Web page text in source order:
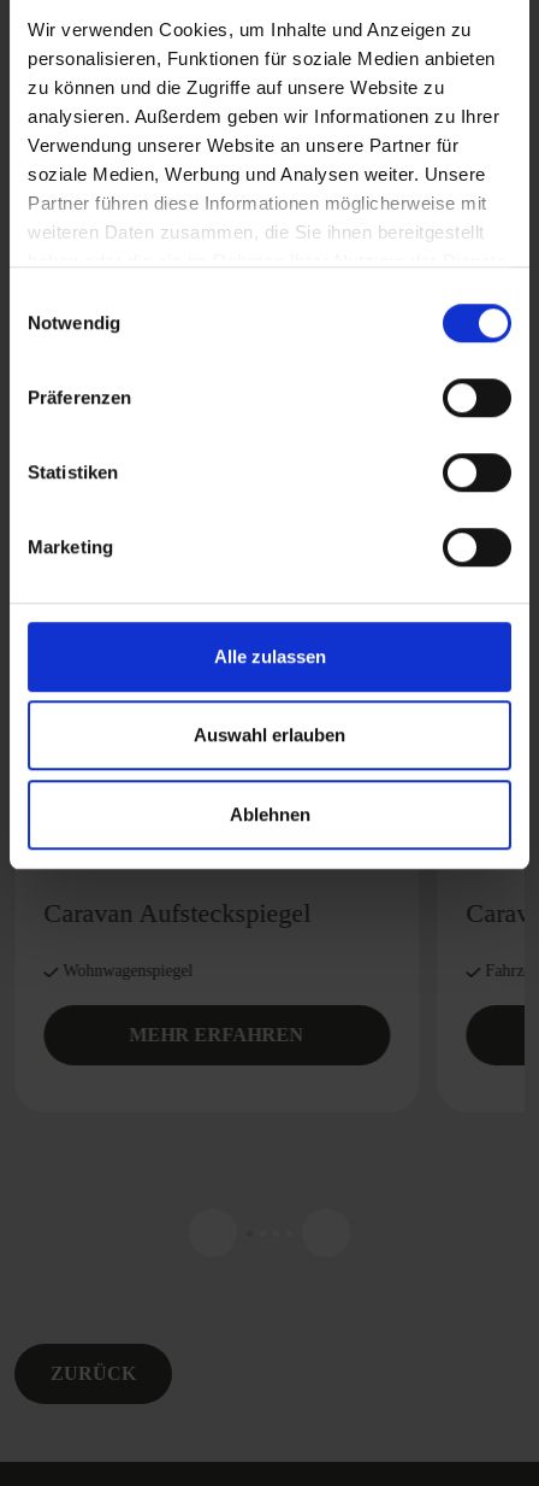
Wir verwenden Cookies, um Inhalte und Anzeigen zu
personalisieren, Funktionen für soziale Medien anbieten
zu können und die Zugriffe auf unsere Website zu
analysieren. Außerdem geben wir Informationen zu Ihrer
Verwendung unserer Website an unsere Partner für
soziale Medien, Werbung und Analysen weiter. Unsere
Partner führen diese Informationen möglicherweise mit
weiteren Daten zusammen, die Sie ihnen bereitgestellt
Notwendig
Präferenzen
Statistiken
Marketing
Alle zulassen
Auswahl erlauben
Ablehnen
entspricht den gesetzlichen E-Normen.
Varianten und Zubehör
Speed Fix Mirror 2er-Set mit Konvexglas
Speed Fix Mirror XXL (für breitere Wohnwagen) 2er-
Set mit Konvexglas
Speed Fix Mirror 2er-Set mit Flachglas
Speed Fix Mirror XXL (für breitere Wohnwagen) 2er-
Set mit Flachglas
Das könnte Dir auch gefallen
Caravan Aufsteckspiegel
Wohnwagenspiegel
MEHR ERFAHREN
ZURÜCK